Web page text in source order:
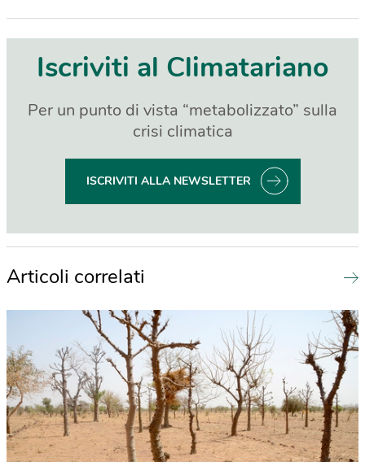
Iscriviti al Climatariano
Per un punto di vista “metabolizzato” sulla
crisi climatica
ISCRIVITI ALLA NEWSLETTER
Articoli correlati